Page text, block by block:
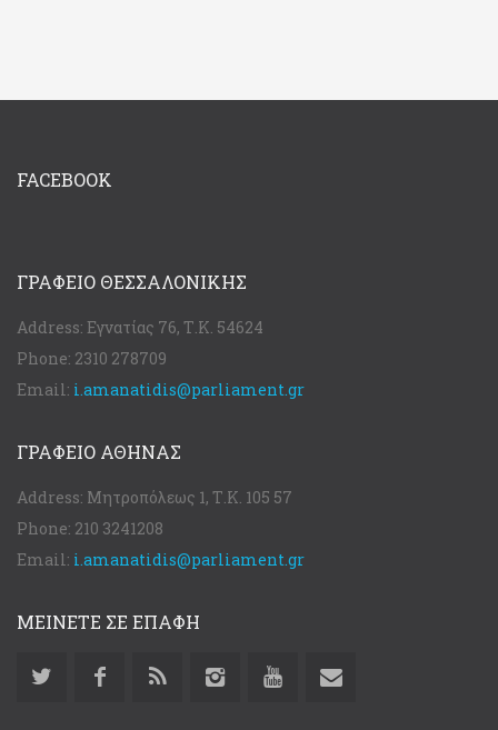
FACEBOOK
ΓΡΑΦΕΊΟ ΘΕΣΣΑΛΟΝΊΚΗΣ
Address: Εγνατίας 76, Τ.Κ. 54624
Phone: 2310 278709
Email: i.amanatidis@parliament.gr
ΓΡΑΦΕΊΟ ΑΘΉΝΑΣ
Address: Μητροπόλεως 1, Τ.Κ. 105 57
Phone: 210 3241208
Email: i.amanatidis@parliament.gr
ΜΕΙΝΕΤΕ ΣΕ ΕΠΑΦΗ